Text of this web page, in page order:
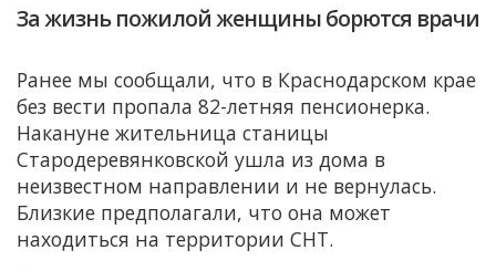
За жизнь пожилой женщины борются врачи
Ранее мы сообщали, что в Краснодарском крае
без вести пропала 82-летняя пенсионерка.
Накануне жительница станицы
Стародеревянковской ушла из дома в
неизвестном направлении и не вернулась.
Близкие предполагали, что она может
находиться на территории СНТ.